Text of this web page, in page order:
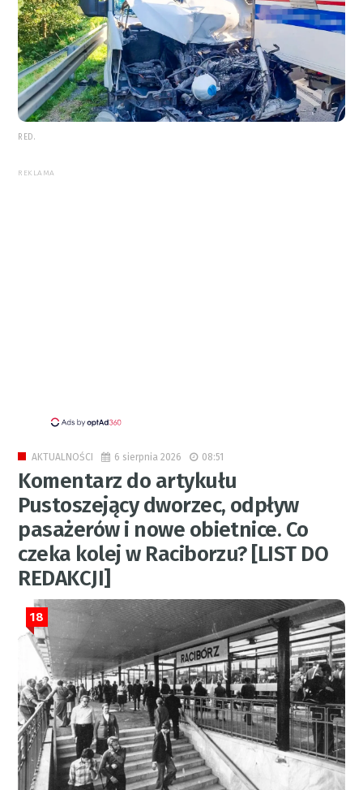
RED.
REKLAMA
AKTUALNOŚCI 6 sierpnia 2026 08:51
Komentarz do artykułu
Pustoszejący dworzec, odpływ
pasażerów i nowe obietnice. Co
czeka kolej w Raciborzu? [LIST DO
REDAKCJI]
18